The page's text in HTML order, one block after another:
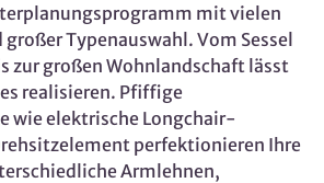
mit vielen
Typenauswahl. Vom Sessel
zur großen Wohnlandschaft lässt
realisieren. Pfiffige
wie elektrische Longchair-
perfektionieren Ihre
Armlehnen,